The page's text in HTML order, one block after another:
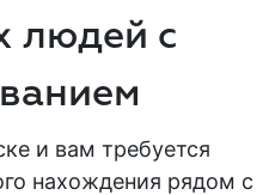
людей с
и вам требуется
нахождения рядом с